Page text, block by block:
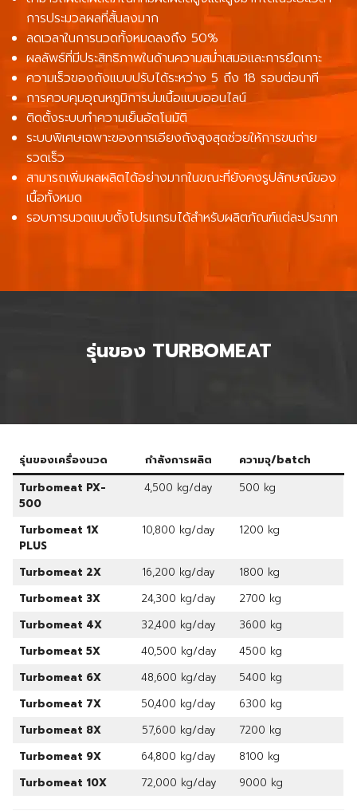
การประมวลผลที่สั้นลงมาก
ลดเวลาในการนวดทั้งหมดลงถึง 50%
ผลลัพธ์ที่มีประสิทธิภาพในด้านความสม่ำเสมอและการยึดเกาะ
ความเร็วของถังแบบปรับได้ระหว่าง 5 ถึง 18 รอบต่อนาที
การควบคุมอุณหภูมิการบ่มเนื้อแบบออนไลน์
ติดตั้งระบบทำความเย็นอัตโนมัติ
ระบบพิเศษเฉพาะของการเอียงถังสูงสุดช่วยให้การขนถ่าย
รวดเร็ว
สามารถเพิ่มผลผลิตได้อย่างมากในขณะที่ยังคงรูปลักษณ์ของ
เนื้อทั้งหมด
รอบการนวดแบบตั้งโปรแกรมได้สำหรับผลิตภัณฑ์แต่ละประเภท
รุ่นของ TURBOMEAT
รุ่นของเครื่องนวด กำลังการผลิต ความจุ/batch
Turbomeat PX-
500
4,500 kg/day 500 kg
Turbomeat 1X
PLUS
10,800 kg/day 1200 kg
Turbomeat 2X 16,200 kg/day
1800 kg
Turbomeat 3X
24,300 kg/day
2700 kg
Turbomeat 4X
32,400 kg/day
3600 kg
Turbomeat 5X
40,500 kg/day
4500 kg
Turbomeat 6X
48,600 kg/day
5400 kg
Turbomeat 7X
50,400 kg/day
6300 kg
Turbomeat 8X
57,600 kg/day
7200 kg
Turbomeat 9X
64,800 kg/day
8100 kg
Turbomeat 10X
72,000 kg/day 9000 kg